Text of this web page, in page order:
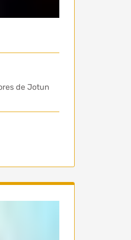
de Jotun